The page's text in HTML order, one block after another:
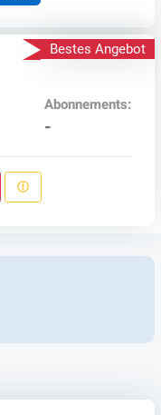
Bestes Angebot
Abonnements:
-